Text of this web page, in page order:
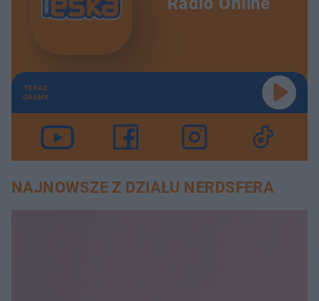
TERAZ
GRAMY
NAJNOWSZE Z DZIAŁU NERDSFERA